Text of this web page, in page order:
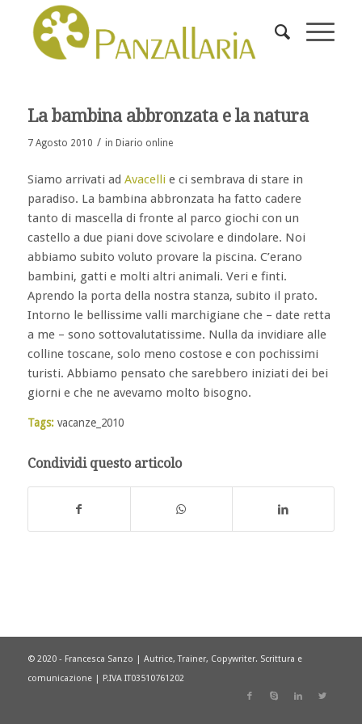
La bambina abbronzata e la natura
7 Agosto 2010 / in Diario online
Siamo arrivati ad Avacellie ci sembrava di stare in
paradiso. La bambina abbronzata ha fatto cadere
tanto di mascella di fronte al parco giochi con un
castello a due piani dove scivolare e dindolare. Noi
abbiamo subito voluto provare la piscina. C’erano
bambini, gatti e molti altri animali. Veri e finti.
Aprendo la porta della nostra stanza, subito il prato.
Intorno le bellissime valli marchigiane che – date retta
a me – sono sottovalutatissime. Nulla da invidiare alle
colline toscane, solo meno costose e con pochissimi
turisti. Abbiamo pensato che sarebbero iniziati dei bei
giorni e che ne avevamo molto bisogno.
Tags: vacanze_2010
Condividi questo articolo
© 2020 - Francesca Sanzo | Autrice, Trainer, Copywriter. Scrittura e
comunicazione | P.IVA IT03510761202